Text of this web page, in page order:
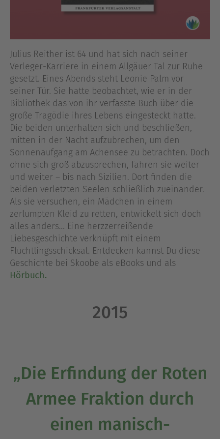
Julius Reither ist 64 und hat sich nach seiner
Verleger-Karriere in einem Allgäuer Tal zur Ruhe
gesetzt. Eines Abends steht Leonie Palm vor
seiner Tür. Sie hatte beobachtet, wie er in der
Bibliothek das von ihr verfasste Buch über die
große Tragödie ihres Lebens eingesteckt hatte.
Die beiden unterhalten sich und beschließen,
mitten in der Nacht aufzubrechen, um den
Sonnenaufgang am Achensee zu betrachten. Doch
ohne sich groß abzusprechen, fahren sie weiter
und weiter – bis nach Sizilien. Dort finden die
beiden verletzten Seelen schließlich zueinander.
Als sie versuchen, ein Mädchen in einem
zerlumpten Kleid zu retten, entwickelt sich doch
alles anders... Eine herzzerreißende
Liebesgeschichte verknüpft mit einem
Flüchtlingsschicksal. Entdecken kannst Du diese
Geschichte bei Skoobe als eBooks und als
Hörbuch.
2015
„Die Erfindung der Roten
Armee Fraktion durch
einen manisch-